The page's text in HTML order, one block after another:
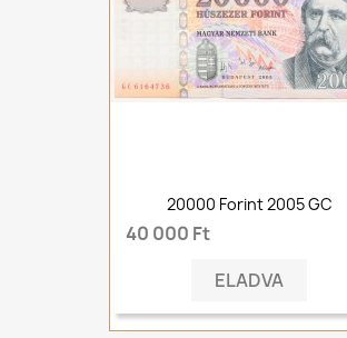
20000 Forint 2005 GC
40 000 Ft
ELADVA